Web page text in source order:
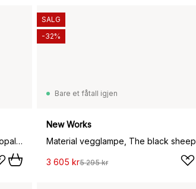
Lantern pendel small, Frosted white opal glass
Bare et fåtall igjen
New Works
Material vegglampe, The black sheep
3 605 kr5 295 kr
SALG
-32%